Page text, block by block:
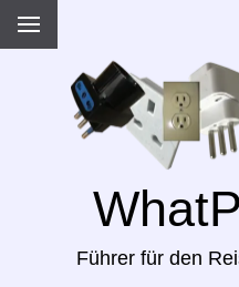
Führer für den